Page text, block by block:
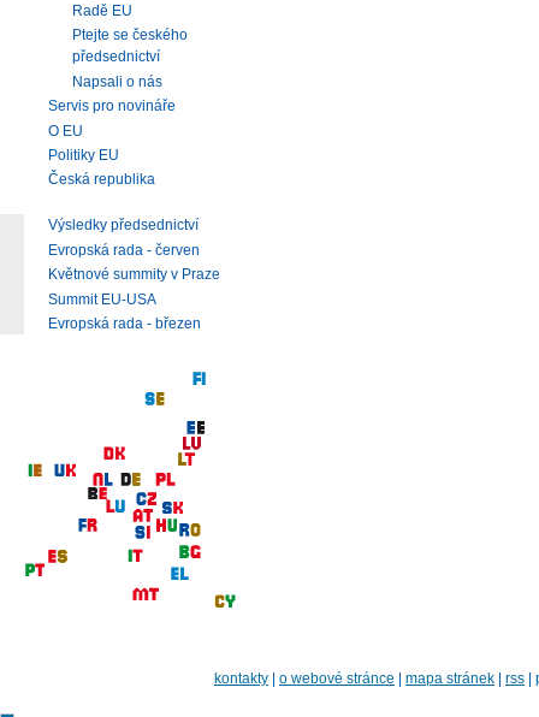
Radě EU
Ptejte se českého
předsednictví
Napsali o nás
Servis pro novináře
O EU
Politiky EU
Česká republika
Výsledky předsednictví
Evropská rada - červen
Květnové summity v Praze
Summit EU-USA
Evropská rada - březen
kontakty o webové stránce mapa stránek rss